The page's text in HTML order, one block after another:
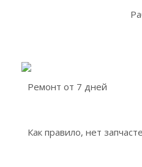
Ремонт от 7 дней
Как правило, нет